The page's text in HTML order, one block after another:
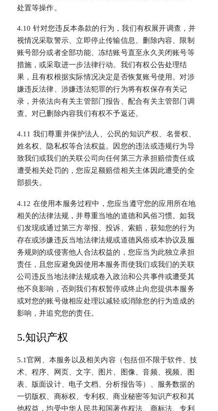
处置等操作。
4.10 针对您违反本条款的行为，我们有权展开调查，并
视情况采取警示、立即停止传输信息、删除内容、限制
账号部分或者全部功能、冻结账号直至永久关闭账号等
措施，或采取进一步法律行动。我们有权公告处理结
果，且有权根据实际情况决定是否恢复账号使用。对涉
嫌违反法律、涉嫌违法犯罪的行为将有权保存有关记
录，并依法向有关主管部门报告、配合有关主管部门调
查。对已删除内容我们有权不予返还。
4.11 我们尊重并保护法人、公民的知识产权、名誉权、
姓名权、隐私权等合法权益。因您的违法或违规行为导
致我们或我们的关联公司向任何第三方承担赔偿责任或
遭受相关处罚的，您应足额赔偿相关主体因此遭受的全
部损失。
4.12 在使用本服务过程中，您应当遵守您的应用所在地
相关的法律法规，并尊重当地的道德和风俗习惯。如我
们发现或通过第三方举报、投诉、索赔，获知您的行为
存在或涉嫌违反当地法律法规或道德风俗或本协议及服
务规则的或侵害他人合法权益的，您应当为此独立承担
责任，且您应避免因使用本服务而使我们或我们的关联
公司违反当地法律法规或卷入政治和公共事件或遭受其
他不良影响，否则我们有权暂停或终止向您提供本服务
或对您的账号做相应处理以减轻或消除您的行为造成的
影响，并追究您的责任。
5.知识产权
5.1官网、本服务以及相关内容（包括但不限于软件、技
术、程序、网页、文字、图片、图像、音频、视频、图
表、版面设计、电子文档、分析报告等）、服务数据的
一切版权、商标权、专利权、商业秘密等知识产权和其
他权益，均受中华人民共和国著作权法、商标法、专利